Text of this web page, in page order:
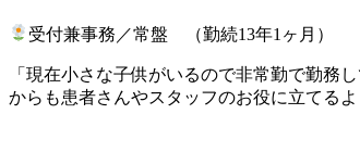
受付兼事務／常盤 （勤続13年1ヶ月）
「現在小さな子供がいるので非常勤で勤務
からも患者さんやスタッフのお役に立てる